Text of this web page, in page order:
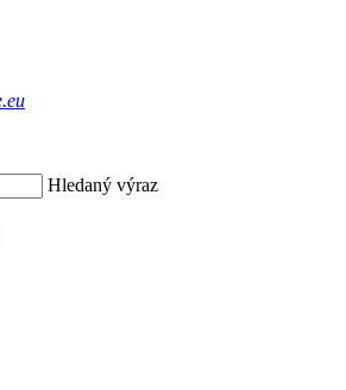
Hledaný výraz